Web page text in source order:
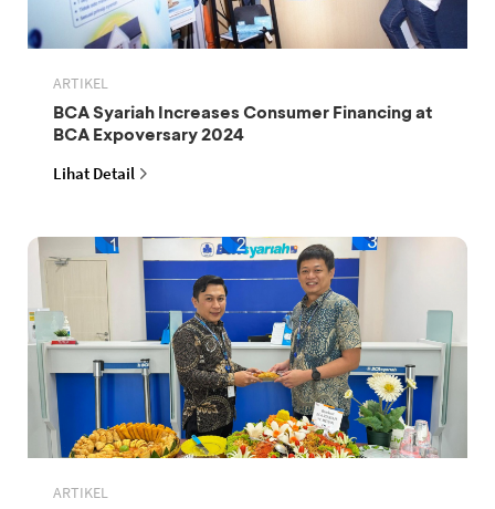
ARTIKEL
BCA Syariah Increases Consumer Financing at
BCA Expoversary 2024
Lihat Detail
ARTIKEL